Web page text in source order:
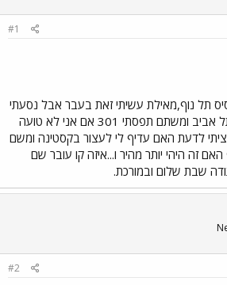
#1
תל נוף,מאילת עשיתי זאת בעבר אבל נסעתי
מאילת לתחנה מרכזית תל אביב ומשתם תפסתי 301 אם אני לא טועה
לדעת האם עדיף לי לעצור בקסטינה ומשם
זה היהי יותר מהיר ו...איזה קו עובר שם
שבת שלום ובמורכת.
#2